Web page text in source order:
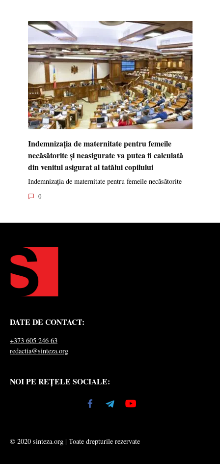
Indemnizația de maternitate pentru femeile
necăsătorite și neasigurate va putea fi calculată
din venitul asigurat al tatălui copilului
Indemnizația de maternitate pentru femeile necăsătorite
0
DATE DE CONTACT:
+373 605 246 63
redactia@sinteza.org
NOI PE REȚELE SOCIALE:
© 2020 sinteza.org | Toate drepturile rezervate